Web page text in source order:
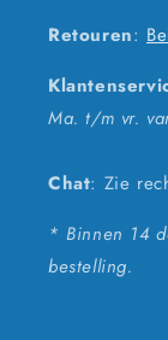
Retouren:
Ma. t/m vr.
Chat: Zie
* Binnen 14
bestelling.